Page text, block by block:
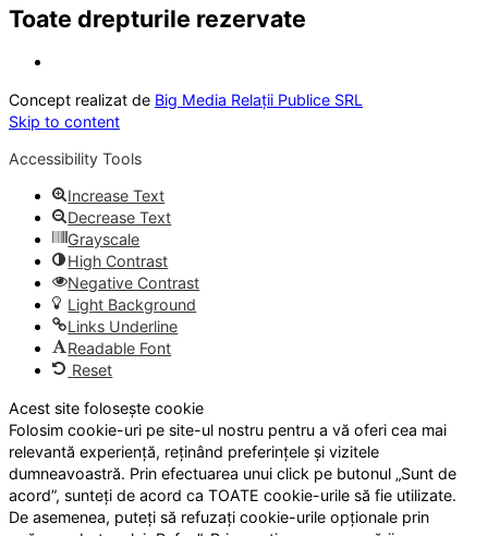
Toate drepturile rezervate
Concept realizat de Big Media Relații Publice SRL
Skip to content
Accessibility Tools
Increase Text
Decrease Text
Grayscale
High Contrast
Negative Contrast
Light Background
Links Underline
Readable Font
Reset
Acest site folosește cookie
Folosim cookie-uri pe site-ul nostru pentru a vă oferi cea mai
relevantă experiență, reținând preferințele și vizitele
dumneavoastră. Prin efectuarea unui click pe butonul „Sunt de
acord”, sunteți de acord ca TOATE cookie-urile să fie utilizate.
De asemenea, puteți să refuzați cookie-urile opționale prin